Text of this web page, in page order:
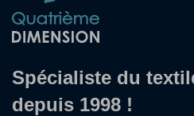
Spécialiste du
depuis 1998 !